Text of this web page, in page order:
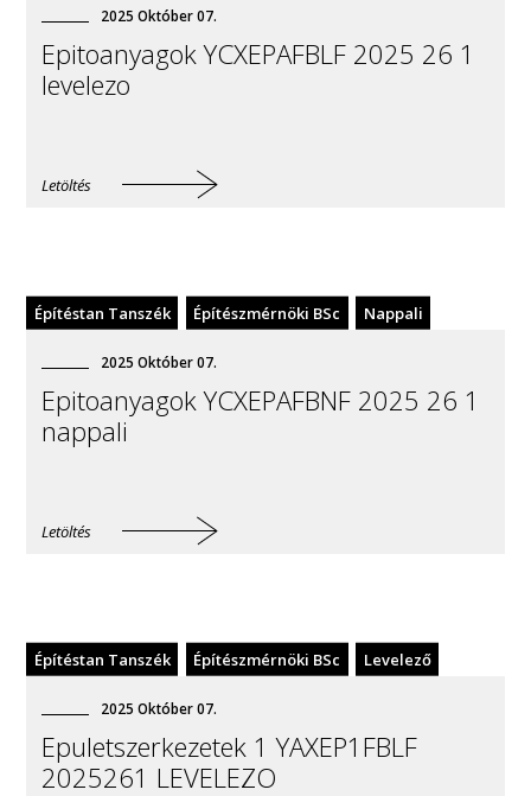
2025 Október 07.
Epitoanyagok YCXEPAFBLF 2025 26 1
levelezo
Letöltés
Építéstan Tanszék Építészmérnöki BSc Nappali
2025 Október 07.
Epitoanyagok YCXEPAFBNF 2025 26 1
nappali
Letöltés
Építéstan Tanszék Építészmérnöki BSc Levelező
2025 Október 07.
Epuletszerkezetek 1 YAXEP1FBLF
2025261 LEVELEZO